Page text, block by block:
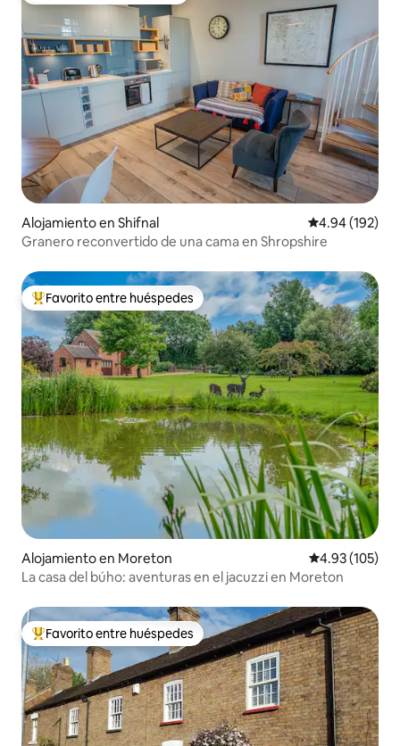
Alojamiento en Shifnal Calificación
4.94 (192)
Granero reconvertido de una cama en Shropshire
Favorito entre huéspedes preferido
Favorito entre huéspedes
Alojamiento en Moreton Calificación
4.93 (105)
La casa del búho: aventuras en el jacuzzi en Moreton
Favorito entre huéspedes preferido
Favorito entre huéspedes